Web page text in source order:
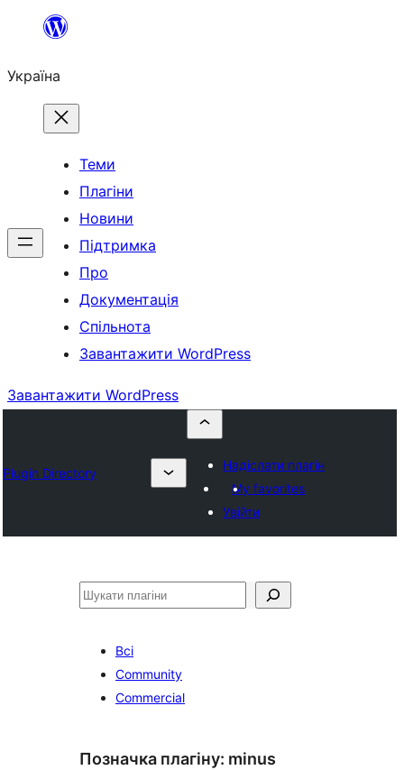
Перейти
вмісту
Україна
Теми
Плагіни
Новини
Підтримка
Про
Документація
Спільнота
Завантажити WordPress
Завантажити WordPress
Plugin Directory
Надіслати плагін
My favorites
Увійти
Пошук
Всі
Community
Commercial
Позначка плагіну: minus